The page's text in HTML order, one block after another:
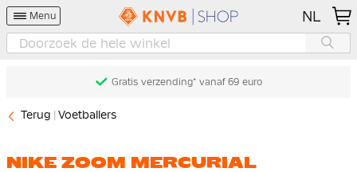
Menu NL
Gratis verzending* vanaf 69 euro
Terug Voetballers
NIKE ZOOM MERCURIAL